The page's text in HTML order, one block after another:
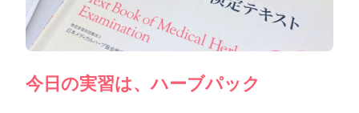
今日の実習は、ハーブパック